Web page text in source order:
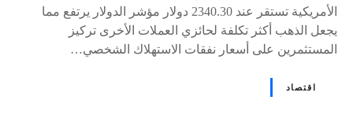
الأمريكية تستقر عند 2340.30 دولار مؤشر الدولار يرتفع مما
يجعل الذهب أكثر تكلفة لحائزي العملات الأخرى تركيز
المستثمرين على أسعار نفقات الاستهلاك الشخصي…
اقتصاد